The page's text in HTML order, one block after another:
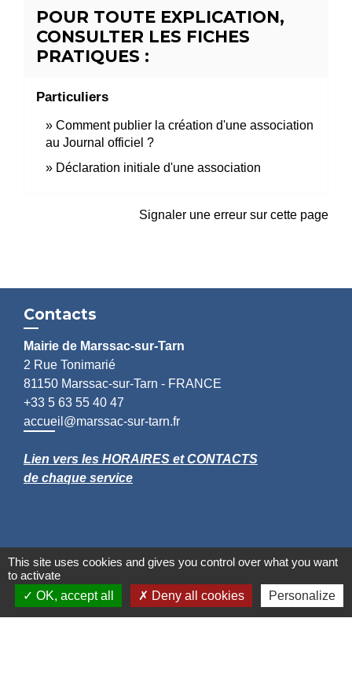
POUR TOUTE EXPLICATION,
CONSULTER LES FICHES
PRATIQUES :
Particuliers
Comment publier la création d'une association
au Journal officiel ?
Déclaration initiale d'une association
Signaler une erreur sur cette page
Contacts
Mairie de Marssac-sur-Tarn
2 Rue Tonimarié
81150 Marssac-sur-Tarn - FRANCE
+33 5 63 55 40 47
accueil@marssac-sur-tarn.fr
Lien vers les HORAIRES et CONTACTS
de chaque service
This site uses cookies and gives you control over what you want
to activate
OK, accept all
Deny all cookies Personalize